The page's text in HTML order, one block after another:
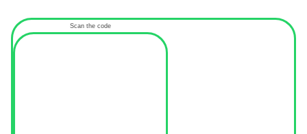
Scan the code